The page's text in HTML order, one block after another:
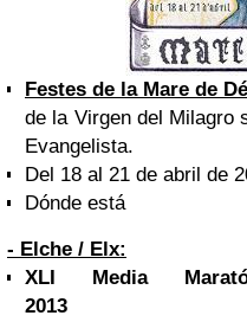
Festes de la Mare de
de la Virgen del Milagro
Evangelista.
Del 18 al 21 de abril de
Dónde está
- Elche / Elx:
XLI Media
2013